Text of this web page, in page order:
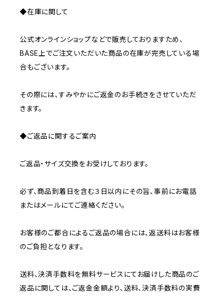
◆在庫に関して
公式オンラインショップなどで販売しておりますため、
BASE上でご注文いただいた商品の在庫が完売している場
合もございます。
その際には、すみやかにご返金のお手続きをさせていただ
きます。
◆ご返品に関するご案内
ご返品・サイズ交換をお受けしております。
必ず、商品到着日を含む３日以内にその旨、事前にお電話
またはメールにてご連絡ください。
お客様のご都合によるご返品の場合には、返送料はお客様
のご負担となります。
送料、決済手数料を無料サービスにてお届けした商品のご
返品に関しては、ご返金金額より、送料、決済手数料の実費